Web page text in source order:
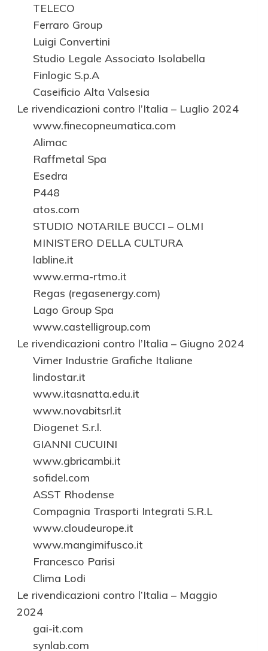
TELECO
Ferraro Group
Luigi Convertini
Studio Legale Associato Isolabella
Finlogic S.p.A
Caseificio Alta Valsesia
Le rivendicazioni contro l’Italia – Luglio 2024
www.finecopneumatica.com
Alimac
Raffmetal Spa
Esedra
P448
atos.com
STUDIO NOTARILE BUCCI – OLMI
MINISTERO DELLA CULTURA
labline.it
www.erma-rtmo.it
Regas (regasenergy.com)
Lago Group Spa
www.castelligroup.com
Le rivendicazioni contro l’Italia – Giugno 2024
Vimer Industrie Grafiche Italiane
lindostar.it
www.itasnatta.edu.it
www.novabitsrl.it
Diogenet S.r.l.
GIANNI CUCUINI
www.gbricambi.it
sofidel.com
ASST Rhodense
Compagnia Trasporti Integrati S.R.L
www.cloudeurope.it
www.mangimifusco.it
Francesco Parisi
Clima Lodi
Le rivendicazioni contro l’Italia – Maggio
2024
gai-it.com
synlab.com